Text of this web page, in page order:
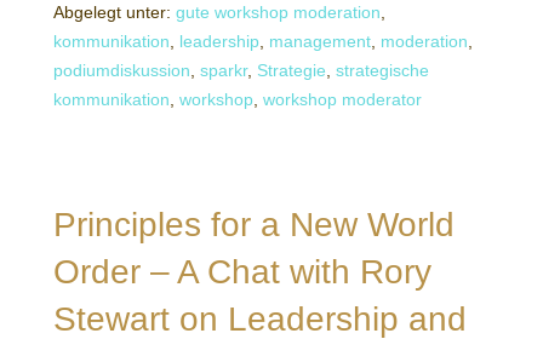
Abgelegt unter: gute workshop moderation
kommunikation
leadership management moderation
podiumdiskussion sparkr, Strategie strategische
kommunikation workshop workshop moderator
Principles for a New World
Order – A Chat with Rory
Stewart on Leadership and